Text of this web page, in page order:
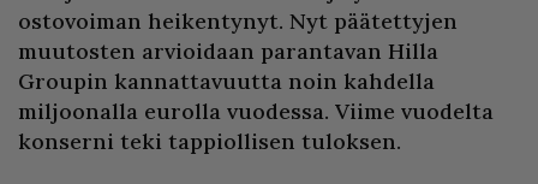
ostovoiman heikentynyt. Nyt päätettyjen
muutosten arvioidaan parantavan Hilla
Groupin kannattavuutta noin kahdella
miljoonalla eurolla vuodessa. Viime vuodelta
konserni teki tappiollisen tuloksen.